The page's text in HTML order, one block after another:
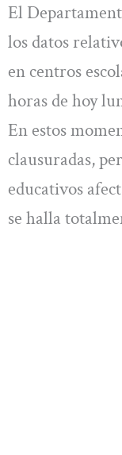
El
los datos
en centros
horas de hoy
En estos
clausuradas,
educativos
se halla